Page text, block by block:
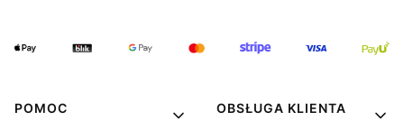
POMOC OBSŁUGA KLIENTA